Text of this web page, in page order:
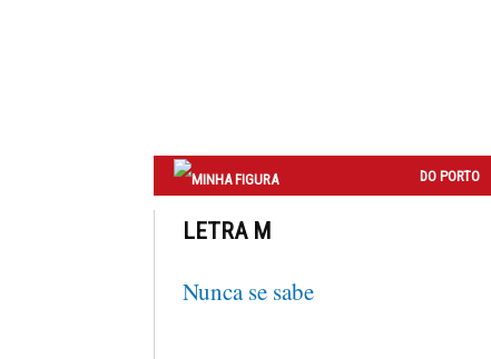
DO PORTO
LETRA M
Nunca se sabe